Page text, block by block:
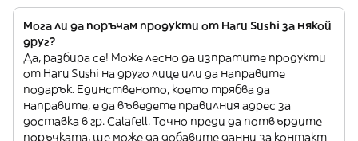
Мога ли да поръчам продукти от Haru Sushi за някой
друг?
Да, разбира се! Може лесно да изпратите продукти
от Haru Sushi на друго лице или да направите
подарък. Единственото, което трябва да
направите, е да въведете правилния адрес за
доставка в гр. Calafell. Точно преди да потвърдите
поръчката, ще може да добавите данни за контакт